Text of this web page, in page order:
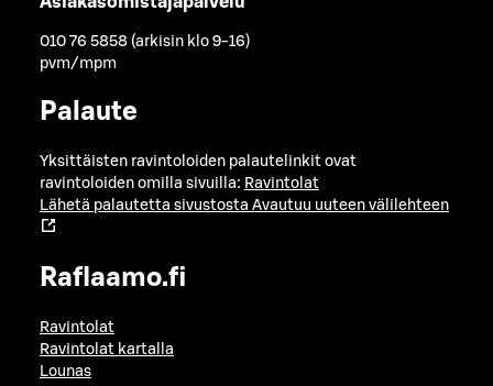
010 76 5858 (arkisin klo 9-16)
pvm/mpm
Palaute
Yksittäisten ravintoloiden palautelinkit ovat
ravintoloiden omilla sivuilla: Ravintolat
Lähetä palautetta sivustosta Avautuu uuteen välilehteen
Raflaamo.fi
Ravintolat
Ravintolat kartalla
Lounas